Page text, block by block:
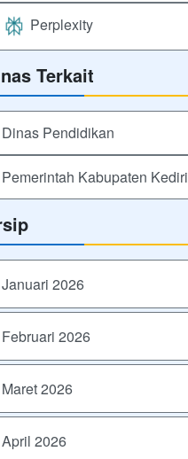
Perplexity
Terkait
Dinas Pendidikan
Pemerintah Kabupaten Kediri
Januari 2026
Februari 2026
Maret 2026
April 2026